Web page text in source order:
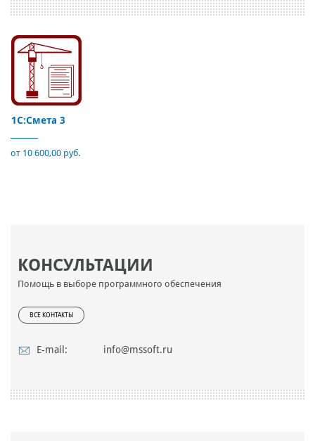
КОНСУЛЬТАЦИИ
Помощь в выборе программного обеспечения
ВСЕ КОНТАКТЫ
E-mail: info@mssoft.ru
1С:Смета 3
от 10 600,00 руб.